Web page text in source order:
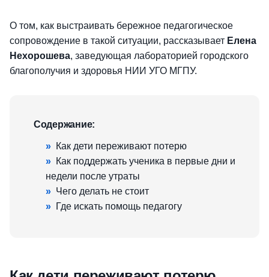
О том, как выстраивать бережное педагогическое
сопровождение в такой ситуации, рассказывает Елена
Нехорошева, заведующая лабораторией городского
благополучия и здоровья НИИ УГО МГПУ.
Содержание:
» Как дети переживают потерю
» Как поддержать ученика в первые дни и
недели после утраты
» Чего делать не стоит
» Где искать помощь педагогу